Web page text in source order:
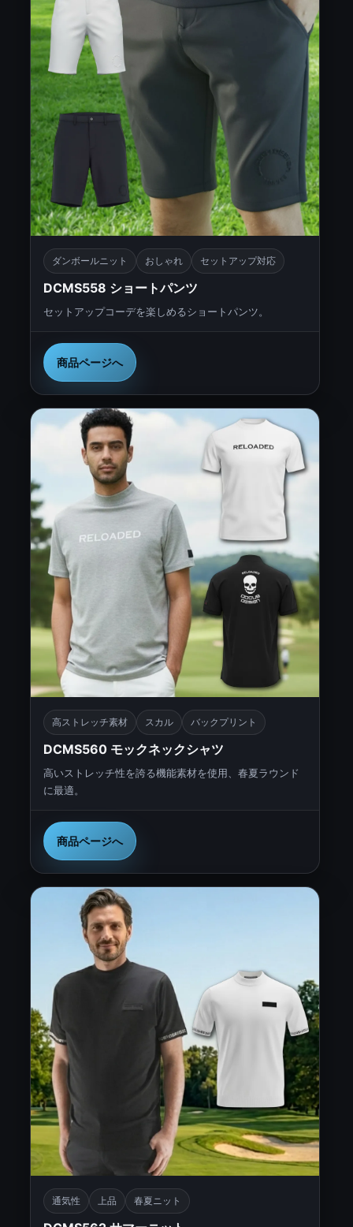
ダンボールニット おしゃれ セットアップ対応
DCMS558 ショートパンツ
セットアップコーデを楽しめるショートパンツ。
商品ページへ
高ストレッチ素材 スカル バックプリント
DCMS560 モックネックシャツ
高いストレッチ性を誇る機能素材を使用、春夏ラウンド
に最適。
商品ページへ
通気性 上品 春夏ニット